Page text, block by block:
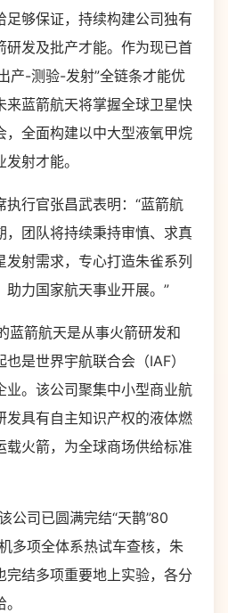
足够保证，持续构建公司独有
研发及批产才能。作为现已首
产-测验-发射”全链条才能优
来蓝箭航天将掌握全球卫星快
，全面构建以中大型液氧甲烷
射才能。
执行官张昌武表明：“蓝箭航
，团队将持续秉持审慎、求真
射需求，专心打造朱雀系列
助力国家航天事业开展。”
蓝箭航天是从事火箭研发和
是世界宇航联合会（IAF）
业。该公司聚集中小型商业航
发具有自主知识产权的液体燃
载火箭，为全球商场供给标准
公司已圆满完结“天鹊”80
多项全体系热试车查核，朱
完结多项重要地上实验，各分